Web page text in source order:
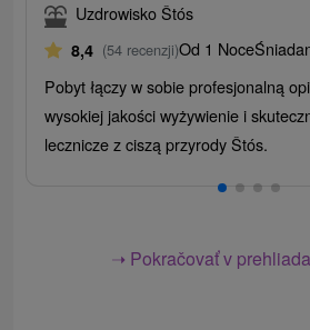
Uzdrowisko Štós
8,4 (54 recenzji)Od 1 Noce
Pobyt łączy w sobie profesjonalną
wysokiej jakości wyżywienie i
lecznicze z ciszą przyrody Štós.
➝ Pokračovať v